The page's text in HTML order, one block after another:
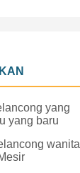
yang
yang baru
wanita